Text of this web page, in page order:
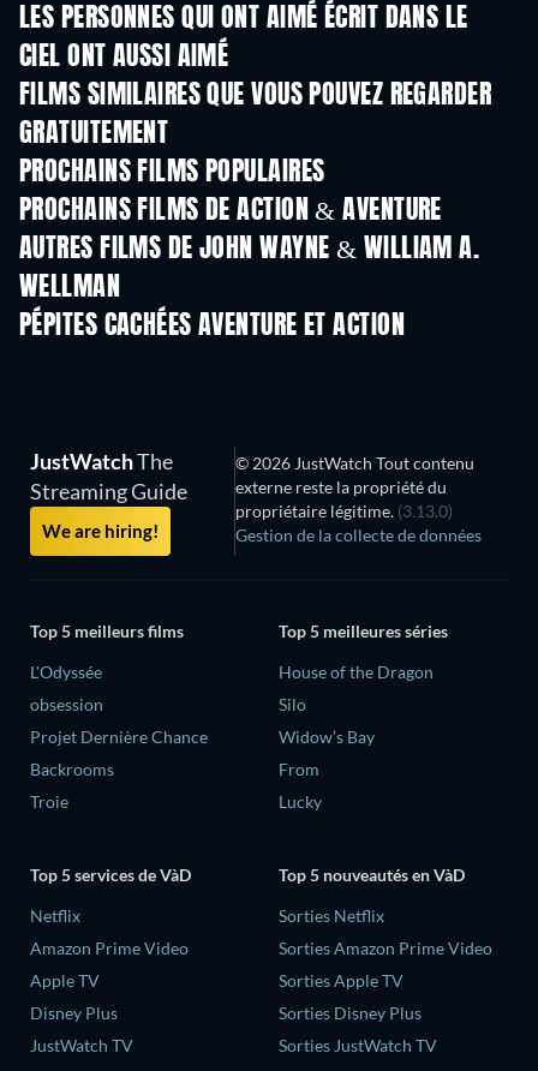
LES PERSONNES QUI ONT AIMÉ ÉCRIT DANS LE
CIEL ONT AUSSI AIMÉ
FILMS SIMILAIRES QUE VOUS POUVEZ REGARDER
GRATUITEMENT
PROCHAINS FILMS POPULAIRES
PROCHAINS FILMS DE ACTION & AVENTURE
AUTRES FILMS DE JOHN WAYNE & WILLIAM A.
WELLMAN
PÉPITES CACHÉES AVENTURE ET ACTION
JustWatchThe
Streaming Guide
We are hiring!
© 2026 JustWatch Tout contenu
externe reste la propriété du
propriétaire légitime. (3.13.0)
Gestion de la collecte de données
Top 5 meilleurs films
L'Odyssée
obsession
Projet Dernière Chance
Backrooms
Troie
Top 5 meilleures séries
House of the Dragon
Silo
Widow’s Bay
From
Lucky
Top 5 services de VàD
Netflix
Amazon Prime Video
Apple TV
Disney Plus
JustWatch TV
Top 5 nouveautés en VàD
Sorties Netflix
Sorties Amazon Prime Video
Sorties Apple TV
Sorties Disney Plus
Sorties JustWatch TV